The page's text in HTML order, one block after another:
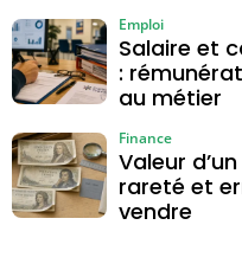
Salaire et
:
au métier
Emploi
Valeur
rareté et
vendre
Finance